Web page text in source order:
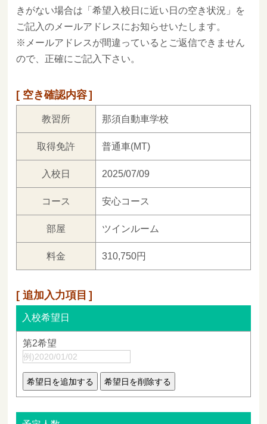
きがない場合は「希望入校日に近い日の空き状況」を
ご記入のメールアドレスにお知らせいたします。
※メールアドレスが間違っているとご返信できません
ので、正確にご記入下さい。
空き確認内容
教習所 那須自動車学校
取得免許 普通車(MT)
入校日 2025/07/09
コース 安心コース
部屋 ツインルーム
料金 310,750円
追加入力項目
入校希望日
第2希望